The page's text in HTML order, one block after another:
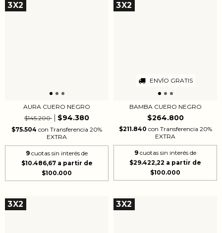
3X2
AURA CUERO NEGRO
$145.200
$94.380
$75.504 con Transferencia 20%
EXTRA
9 cuotas sin interés de
$10.486,67
3X2
ENVÍO GRATIS
BAMBA CUERO NEGRO
$264.800
$211.840 con Transferencia 20%
EXTRA
9 cuotas sin interés de
$29.422,22
3X2 3X2